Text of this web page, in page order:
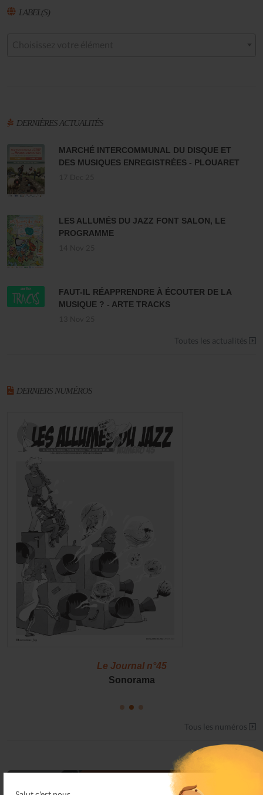
LABEL(S)
DERNIÈRES ACTUALITÉS
MARCHÉ INTERCOMMUNAL DU DISQUE ET
DES MUSIQUES ENREGISTRÉES - PLOUARET
LES ALLUMÉS DU JAZZ FONT SALON, LE
PROGRAMME
FAUT-IL RÉAPPRENDRE À ÉCOUTER DE LA
MUSIQUE ? - ARTE TRACKS
Toutes les actualités
DERNIERS NUMÉROS
Le Journal n°45
Sonorama
Tous les numéros